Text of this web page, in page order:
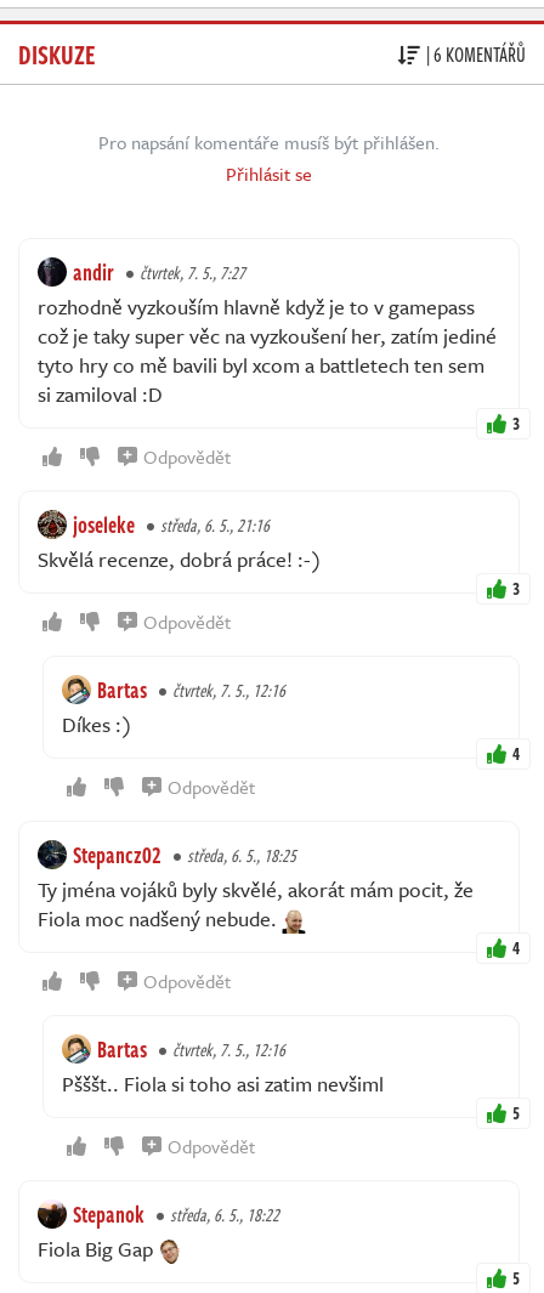
DISKUZE | 6 KOMENTÁŘŮ
Pro napsání komentáře musíš být přihlášen.
Přihlásit se
andir čtvrtek, 7. 5., 7:27
rozhodně vyzkouším hlavně když je to v gamepass
což je taky super věc na vyzkoušení her, zatím jediné
tyto hry co mě bavili byl xcom a battletech ten sem
si zamiloval :D
3
Odpovědět
joseleke středa, 6. 5., 21:16
Skvělá recenze, dobrá práce! :-)
3
Odpovědět
Bartas čtvrtek, 7. 5., 12:16
Díkes :)
4
Odpovědět
Stepancz02 středa, 6. 5., 18:25
Ty jména vojáků byly skvělé, akorát mám pocit, že
Fiola moc nadšený nebude.
4
Odpovědět
Bartas čtvrtek, 7. 5., 12:16
Pšššt.. Fiola si toho asi zatim nevšiml
5
Odpovědět
Stepanok středa, 6. 5., 18:22
Fiola Big Gap
5